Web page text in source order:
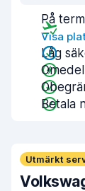
På
Visa
Låg
Betala
Utmärkt